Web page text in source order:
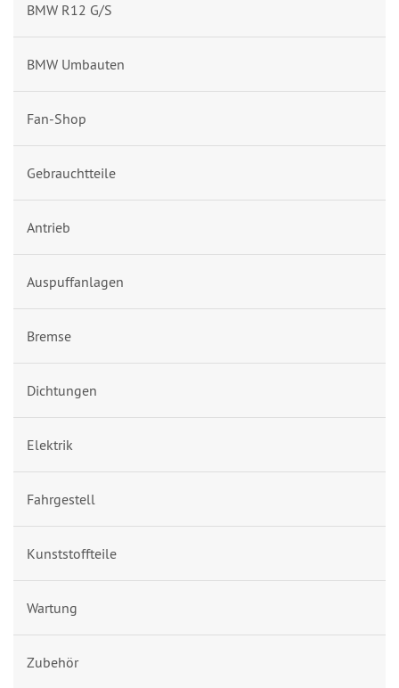
BMW R12 G/S
BMW Umbauten
Fan-Shop
Gebrauchtteile
Antrieb
Auspuffanlagen
Bremse
Dichtungen
Elektrik
Fahrgestell
Kunststoffteile
Wartung
Zubehör